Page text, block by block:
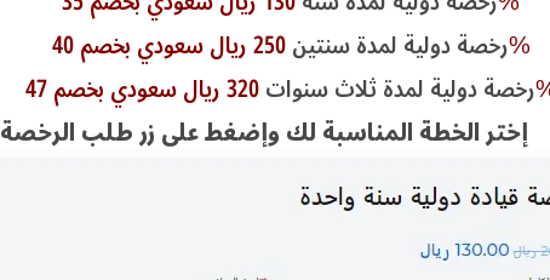
رخصة دولية لمدة سنتين250 ريال سعودي بخصم 40%
رخصة دولية لمدة ثلاث سنواتبخصم 47%
إختر الخطة المناسبة لك وإضغط على زر طلب الرخصة